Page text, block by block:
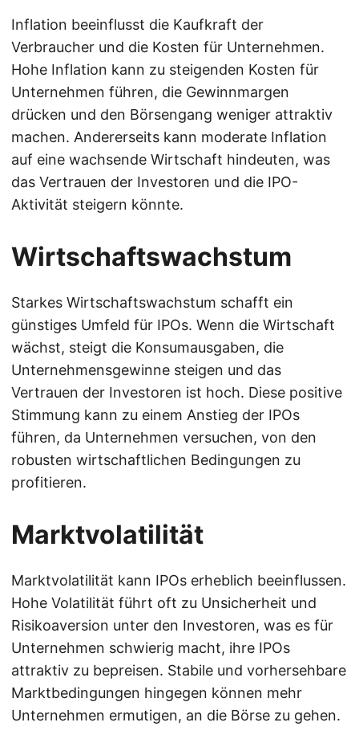
Inflation beeinflusst die Kaufkraft der
Verbraucher und die Kosten für Unternehmen.
Hohe Inflation kann zu steigenden Kosten für
Unternehmen führen, die Gewinnmargen
drücken und den Börsengang weniger attraktiv
machen. Andererseits kann moderate Inflation
auf eine wachsende Wirtschaft hindeuten, was
das Vertrauen der Investoren und die IPO-
Aktivität steigern könnte.
Wirtschaftswachstum
Starkes Wirtschaftswachstum schafft ein
günstiges Umfeld für IPOs. Wenn die Wirtschaft
wächst, steigt die Konsumausgaben, die
Unternehmensgewinne steigen und das
Vertrauen der Investoren ist hoch. Diese positive
Stimmung kann zu einem Anstieg der IPOs
führen, da Unternehmen versuchen, von den
robusten wirtschaftlichen Bedingungen zu
profitieren.
Marktvolatilität
Marktvolatilität kann IPOs erheblich beeinflussen.
Hohe Volatilität führt oft zu Unsicherheit und
Risikoaversion unter den Investoren, was es für
Unternehmen schwierig macht, ihre IPOs
attraktiv zu bepreisen. Stabile und vorhersehbare
Marktbedingungen hingegen können mehr
Unternehmen ermutigen, an die Börse zu gehen.